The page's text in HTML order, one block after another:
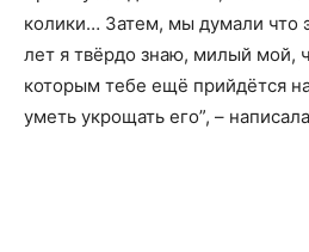
колики… Затем, мы думали что
лет я твёрдо знаю, милый мой,
которым тебе ещё прийдётся
уметь укрощать его”, –